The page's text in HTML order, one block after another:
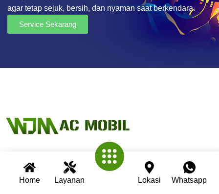
Home Layanan Lokasi Whatsapp
agar tetap sejuk, bersih, dan nyaman saat berkendara.
Service Sekarang
Wijaya AC Mobil adalah bengkel spesialis AC mobil yang
telah berpengalaman lebih dari 30 tahun. Kami berkomitmen